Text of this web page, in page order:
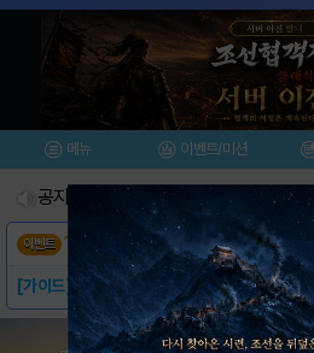
메뉴 이벤트/미션
공지사항
이벤트 1차 CBT에서 플레이 하고 싶은 캐릭터는?
[가이드] 게임시스템
[가이드] 캐릭터 소개 - 가디언즈